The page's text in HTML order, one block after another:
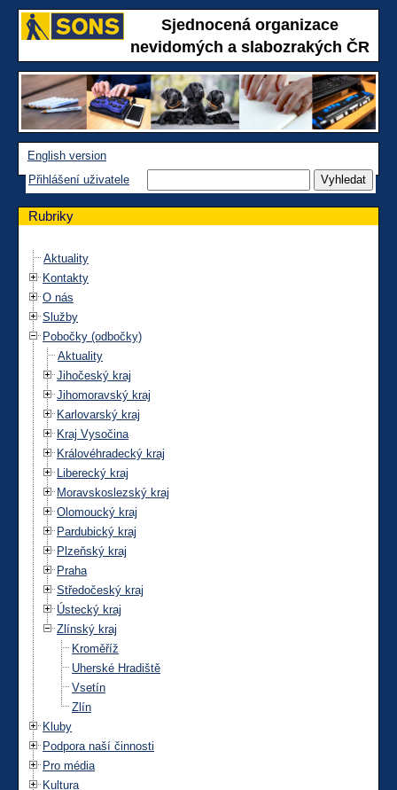
Sjednocená organizace
nevidomých a slabozrakých ČR
English version
Přihlášení uživatele
Rubriky
Aktuality
Kontakty
O nás
Služby
Pobočky (odbočky)
Aktuality
Jihočeský kraj
Jihomoravský kraj
Karlovarský kraj
Kraj Vysočina
Královéhradecký kraj
Liberecký kraj
Moravskoslezský kraj
Olomoucký kraj
Pardubický kraj
Plzeňský kraj
Praha
Středočeský kraj
Ústecký kraj
Zlínský kraj
Kroměříž
Uherské Hradiště
Vsetín
Zlín
Kluby
Podpora naší činnosti
Pro média
Kultura